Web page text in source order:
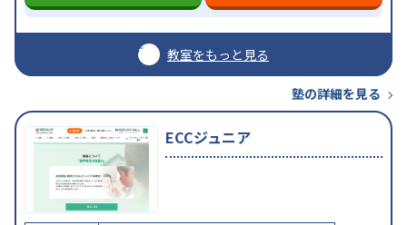
教室をもっと見る
塾の詳細を見る
ECCジュニア